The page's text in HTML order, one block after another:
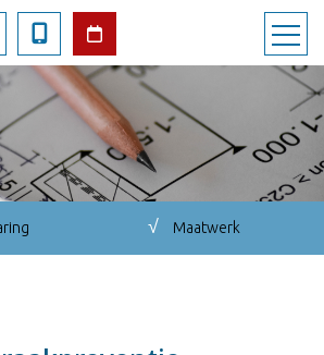
√ Maatwerk